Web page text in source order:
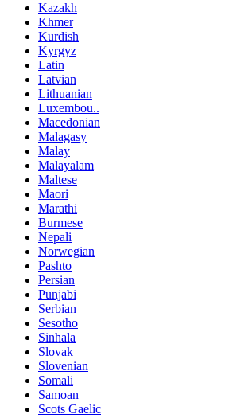
Kazakh
Khmer
Kurdish
Kyrgyz
Latin
Latvian
Lithuanian
Luxembou..
Macedonian
Malagasy
Malay
Malayalam
Maltese
Maori
Marathi
Burmese
Nepali
Norwegian
Pashto
Persian
Punjabi
Serbian
Sesotho
Sinhala
Slovak
Slovenian
Somali
Samoan
Scots Gaelic